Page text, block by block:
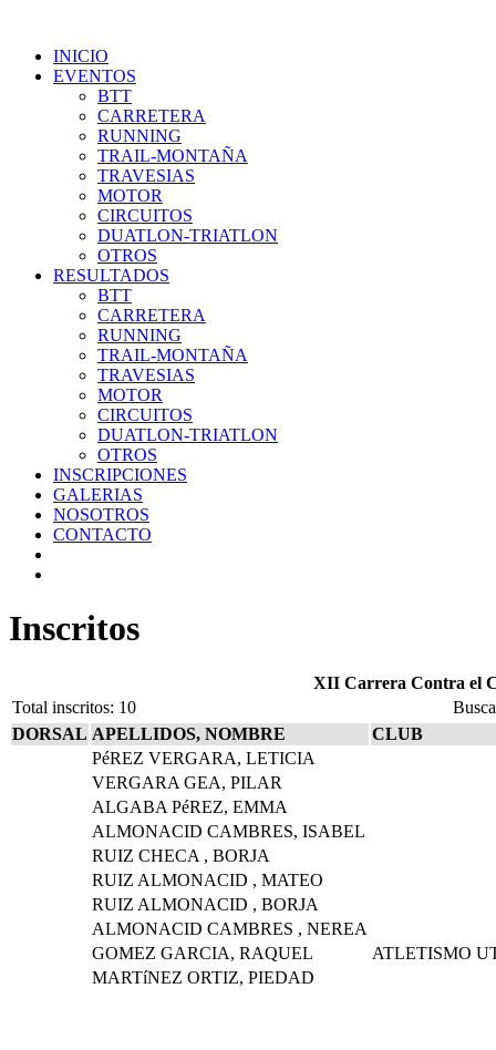
INICIO
EVENTOS
BTT
CARRETERA
RUNNING
TRAIL-MONTAÑA
TRAVESIAS
MOTOR
CIRCUITOS
DUATLON-TRIATLON
OTROS
RESULTADOS
BTT
CARRETERA
RUNNING
TRAIL-MONTAÑA
TRAVESIAS
MOTOR
CIRCUITOS
DUATLON-TRIATLON
OTROS
INSCRIPCIONES
GALERIAS
NOSOTROS
CONTACTO
Inscritos
XII Carrera Contra el
Total inscritos: 10
DORSAL APELLIDOS, NOMBRE
CLUB
PéREZ VERGARA, LETICIA
VERGARA GEA, PILAR
ALGABA PéREZ, EMMA
ALMONACID CAMBRES, ISABEL
RUIZ CHECA , BORJA
RUIZ ALMONACID , MATEO
RUIZ ALMONACID , BORJA
ALMONACID CAMBRES , NEREA
GOMEZ GARCIA, RAQUEL
ATLETISMO
MARTíNEZ ORTIZ, PIEDAD